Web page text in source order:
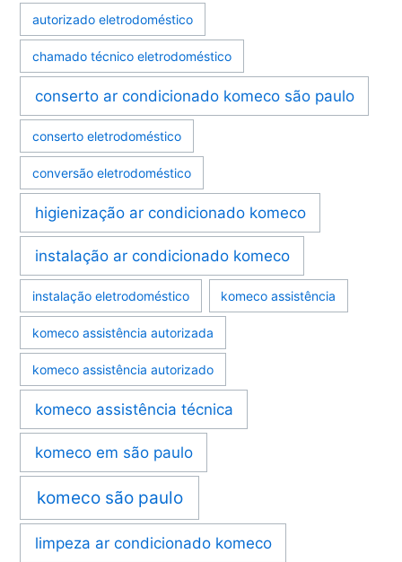
autorizado eletrodoméstico
chamado técnico eletrodoméstico
conserto ar condicionado komeco são paulo
conserto eletrodoméstico
conversão eletrodoméstico
higienização ar condicionado komeco
instalação ar condicionado komeco
instalação eletrodoméstico komeco assistência
komeco assistência autorizada
komeco assistência autorizado
komeco assistência técnica
komeco em são paulo
komeco são paulo
limpeza ar condicionado komeco